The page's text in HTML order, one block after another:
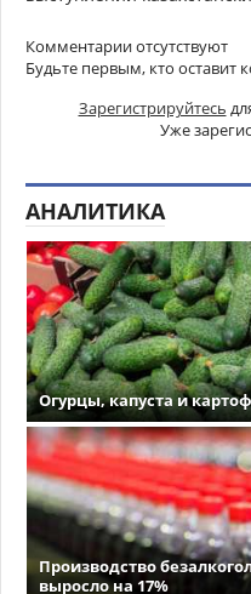
Комментарии отсутствуют
Будьте первым, кто оставит
Зарегистрируйтесь
Уже
АНАЛИТИКА
Огурцы, капуста и
Производство
выросло на 17%